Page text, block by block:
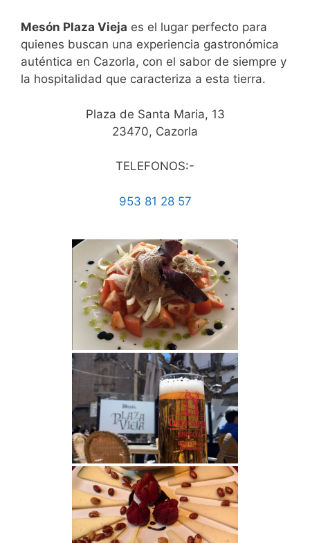
Mesón Plaza Vieja es el lugar perfecto para
quienes buscan una experiencia gastronómica
auténtica en Cazorla, con el sabor de siempre y
la hospitalidad que caracteriza a esta tierra.
Plaza de Santa Maria, 13
23470, Cazorla
TELEFONOS:-
953 81 28 57